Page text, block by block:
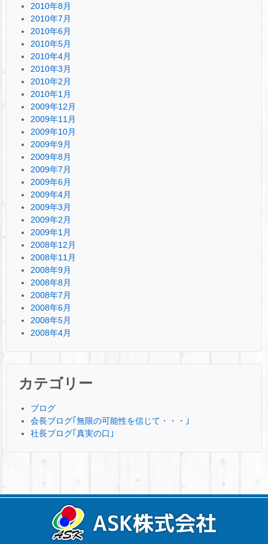
2010年8月
2010年7月
2010年6月
2010年5月
2010年4月
2010年3月
2010年2月
2010年1月
2009年12月
2009年11月
2009年10月
2009年9月
2009年8月
2009年7月
2009年6月
2009年4月
2009年3月
2009年2月
2009年1月
2008年12月
2008年11月
2008年9月
2008年8月
2008年7月
2008年6月
2008年5月
2008年4月
カテゴリー
ブログ
会長ブログ｢無限の可能性を信じて・・・｣
社長ブログ｢真実の口｣